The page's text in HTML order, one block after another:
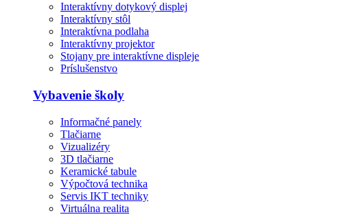
Interaktívny dotykový displej
Interaktívny stôl
Interaktívna podlaha
Interaktívny projektor
Stojany pre interaktívne displeje
Príslušenstvo
Vybavenie školy
Informačné panely
Tlačiarne
Vizualizéry
3D tlačiarne
Keramické tabule
Výpočtová technika
Servis IKT techniky
Virtuálna realita